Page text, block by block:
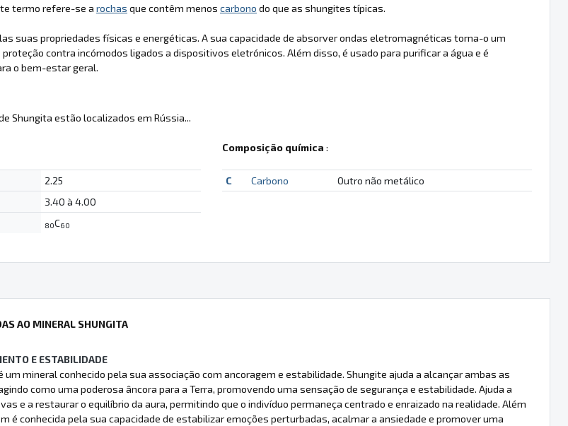
termo refere-se a rochas que contêm menos carbono do que as shungites típicas.
suas propriedades físicas e energéticas. A sua capacidade de absorver ondas eletromagnéticas torna-o um
contra incómodos ligados a dispositivos eletrónicos. Além disso, é usado para purificar a água e é
o bem-estar geral.
Shungita estão localizados em Rússia...
2.25
3.40 à 4.00
80C60
Composição química :
C Carbono Outro não metálico
AO MINERAL SHUNGITA
E ESTABILIDADE
um mineral conhecido pela sua associação com ancoragem e estabilidade. Shungite ajuda a alcançar ambas as
como uma poderosa âncora para a Terra, promovendo uma sensação de segurança e estabilidade. Ajuda a
e a restaurar o equilíbrio da aura, permitindo que o indivíduo permaneça centrado e enraizado na realidade. Além
é conhecida pela sua capacidade de estabilizar emoções perturbadas, acalmar a ansiedade e promover uma